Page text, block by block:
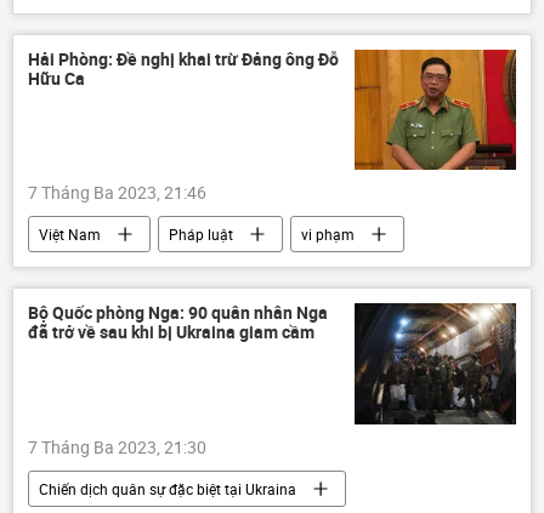
Cuộc khủng hoảng ở Ukraina
Ukraina
xe tăng
viện trợ
viện trợ quân sự
Thế giới
Hải Phòng: Đề nghị khai trừ Đảng ông Đỗ
Hữu Ca
7 Tháng Ba 2023, 21:46
Việt Nam Pháp luật
vi phạm
công an
Hải Phòng
Bộ Quốc phòng Nga: 90 quân nhân Nga
đã trở về sau khi bị Ukraina giam cầm
7 Tháng Ba 2023, 21:30
Chiến dịch quân sự đặc biệt tại Ukraina